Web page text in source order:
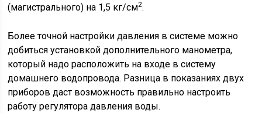
(магистрального) на 1,5 кг/см2.
Более точной настройки давления в системе можно
добиться установкой дополнительного манометра,
который надо расположить на входе в систему
домашнего водопровода. Разница в показаниях двух
приборов даст возможность правильно настроить
работу регулятора давления воды.